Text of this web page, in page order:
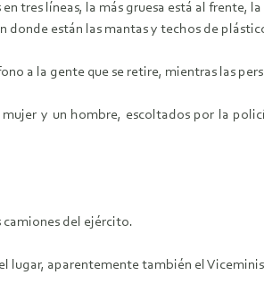
tres líneas, la más gruesa está al frente,
donde están las mantas y techos de
a la gente que se retire, mientras las
y un hombre, escoltados por la
camiones del ejército.
lugar, aparentemente también el